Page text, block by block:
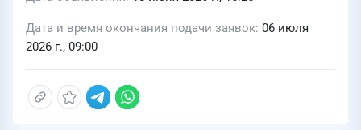
Дата и время окончания подачи заявок 06 июля
2026 г., 09:00